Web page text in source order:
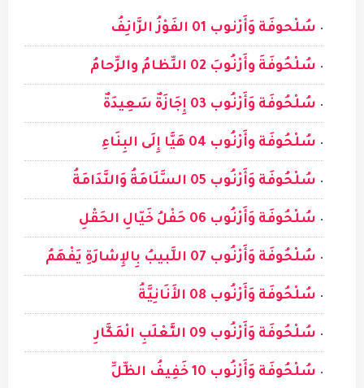
سُلْحوفَة وَأَرْنوب 01 الفَوْزُ الزَّائِفُ
سُلْحُوفَةَ وأَرْنُوبَ 02 النِّظامُ والزِّحامُ
سُلْحُوفَة وَأَرْنُوب 03 إِجَازَةٌ سَعِيدَةٌ
سُلْحُوفَة وأَرْنُوب 04 هَيَّا إِلَى البِنَاءِ
سُلْحُوفَة وَأَرْنُوب 05 السَّلَامَةُ وَالنَّدَامَةُ
سُلْحُوفَة وَأَرْنُوب 06 حَفْلُ خَيّالِ الحَقْلِ
سُلْحُوفَة وَأَرْنُوب 07 اللَّبيبُ بِالإِشارَةِ يَفْهَمُ
سُلْحُوفَة وَأَرْنُوب 08 الأَنَانِيَّةُ
سُلْحُوفَة وَأَرْنُوب 09 الثَّعْلَبِ الْمَكَّارِ
سُلْحُوفَة وَأَرْنُوب 10 خَفِيفُ الظِّلِّ